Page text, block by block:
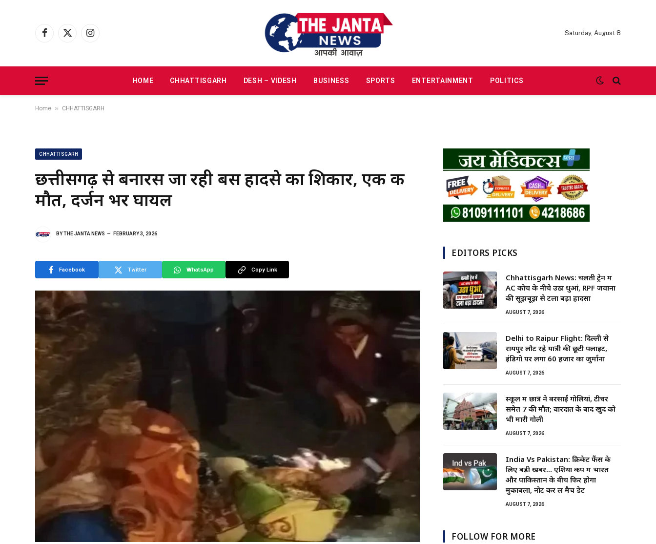
Facebook
X
Instagram
Saturday, August 8
HOME CHHATTISGARH DESH – VIDESH BUSINESS SPORTS ENTERTAINMENT POLITICS
Home » CHHATTISGARH
CHHATTISGARH
छत्तीसगढ़ से बनारस जा रही बस हादसे का शिकार, एक की
मौत, दर्जन भर घायल
BYTHE JANTA NEWS FEBRUARY 3, 2026
Facebook Twitter WhatsApp Copy Link
EDITORS PICKS
Chhattisgarh News: चलती ट्रेन में
AC कोच के नीचे उठा धुआं, RPF जवानों
की सूझबूझ से टला बड़ा हादसा
AUGUST 7, 2026
Delhi to Raipur Flight: दिल्ली से
रायपुर लौट रहे यात्री की छूटी फ्लाइट,
इंडिगो पर लगा 60 हजार का जुर्माना
AUGUST 7, 2026
स्कूल में छात्र ने बरसाईं गोलियां, टीचर
समेत 7 की मौत; वारदात के बाद खुद को
भी मारी गोली
AUGUST 7, 2026
India Vs Pakistan: क्रिकेट फैंस के
लिए बड़ी खबर… एशिया कप में भारत
और पाकिस्तान के बीच फिर होगा
मुकाबला, नोट कर लें मैच डेट
AUGUST 7, 2026
FOLLOW FOR MORE